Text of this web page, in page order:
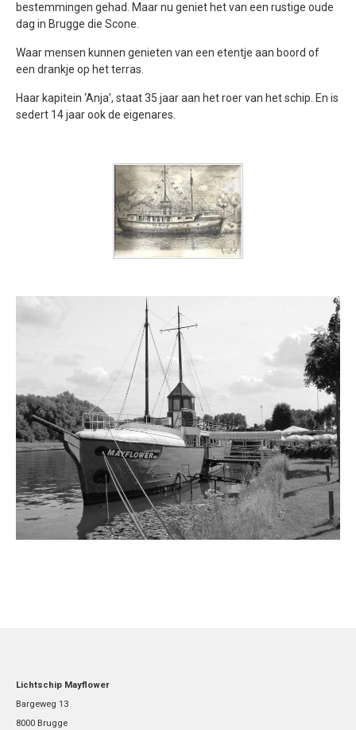
bestemmingen gehad. Maar nu geniet het van een rustige oude
dag in Brugge die Scone.
Waar mensen kunnen genieten van een etentje aan boord of
een drankje op het terras.
Haar kapitein ‘Anja’, staat 35 jaar aan het roer van het schip. En is
sedert 14 jaar ook de eigenares.
Lichtschip Mayflower
Bargeweg 13
8000 Brugge